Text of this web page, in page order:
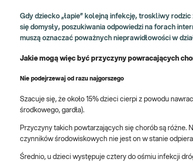
Gdy dziecko „łapie” kolejną infekcję, troskliwy
się domysły, poszukiwania odpowiedzi na forach
muszą oznaczać poważnych nieprawidłowości w
Jakie mogą więc być przyczyny powracających
Nie podejrzewaj od razu najgorszego
Szacuje się, że około 15% dzieci cierpi z powodu
środkowego, gardła).
Przyczyny takich powtarzających się chorób są różne.
czynników środowiskowych nie jest on w stanie
Średnio, u dzieci występuje cztery do ośmiu infekcji